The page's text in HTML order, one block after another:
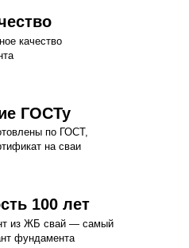
качество
ГОСТу
по ГОСТ,
на сваи
100 лет
из ЖБ свай — самый
фундамента